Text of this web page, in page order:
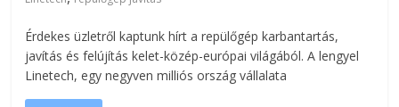
Érdekes üzletről kaptunk hírt a repülőgép karbantartás,
javítás és felújítás kelet-közép-európai világából. A lengyel
Linetech, egy negyven milliós ország vállalata